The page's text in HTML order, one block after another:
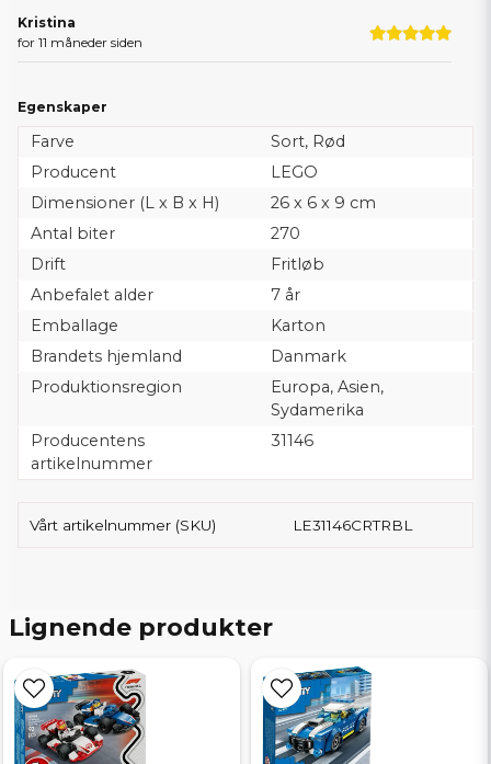
Kristina
for 11 måneder siden
Egenskaper
Farve
Sort, Rød
Producent
LEGO
Dimensioner (L x B x H)
26 x 6 x 9 cm
Antal biter
270
Drift
Fritløb
Anbefalet alder
7 år
Emballage
Karton
Brandets hjemland
Danmark
Produktionsregion
Europa, Asien,
Sydamerika
Producentens
artikelnummer
31146
Vårt artikelnummer (SKU) LE31146CRTRBL
Lignende produkter